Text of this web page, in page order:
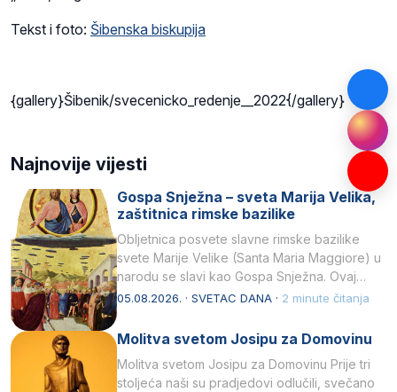
Tekst i foto: Šibenska biskupija
{gallery}Šibenik/svecenicko_redenje__2022{/gallery}
Najnovije vijesti
Gospa Snježna – sveta Marija Velika,
zaštitnica rimske bazilike
Obljetnica posvete slavne rimske bazilike
svete Marije Velike (Santa Maria Maggiore) u
narodu se slavi kao Gospa Snježna. Ovaj
naziv, Sancta Maria…
05.08.2026. · SVETAC DANA · 2 minute čitanja
Molitva svetom Josipu za Domovinu
Molitva svetom Josipu za Domovinu Prije tri
stoljeća naši su pradjedovi odlučili, svečano